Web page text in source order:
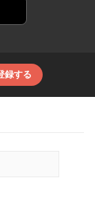
録する